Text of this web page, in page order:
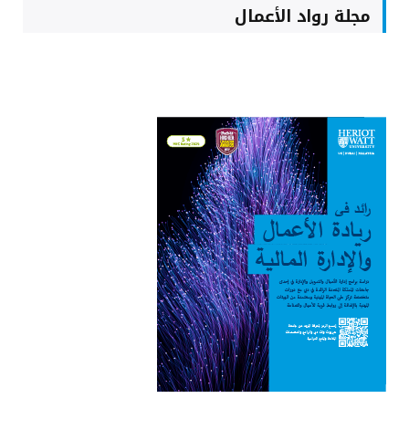
مجلة رواد الأعمال